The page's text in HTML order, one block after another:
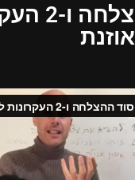
3. סוד